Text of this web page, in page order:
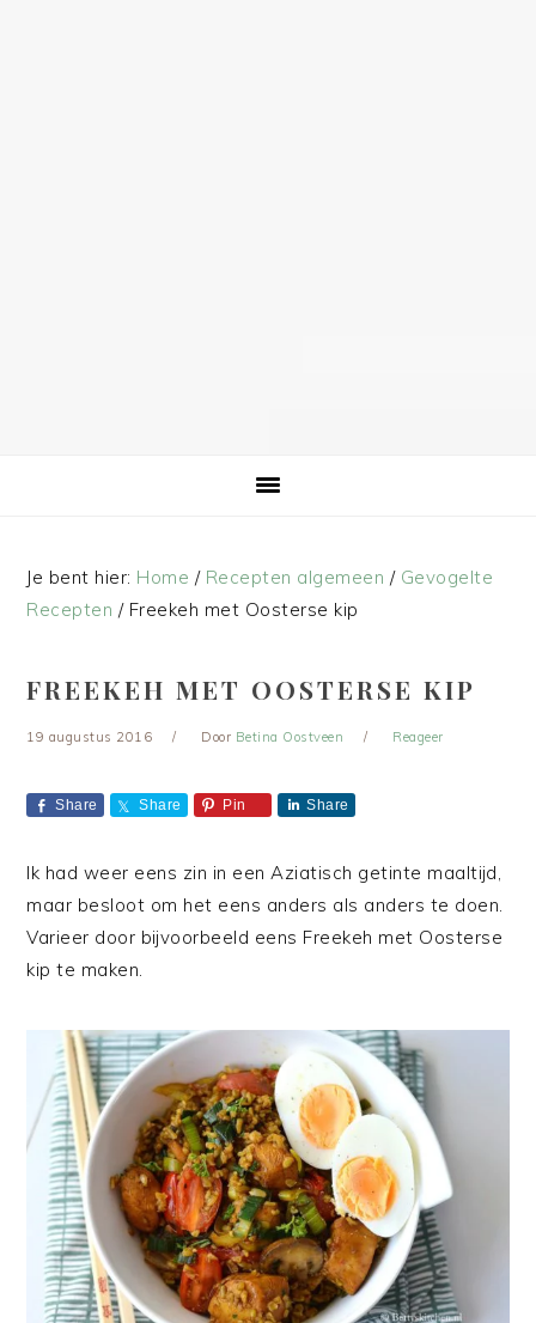
Je bent hier: Home / Recepten algemeen / Gevogelte
Recepten /Freekeh met Oosterse kip
FREEKEH MET OOSTERSE KIP
19 augustus 2016 Door Betina Oostveen Reageer
Share Share Pin Share
Ik had weer eens zin in een Aziatisch getinte maaltijd,
maar besloot om het eens anders als anders te doen.
Varieer door bijvoorbeeld eens Freekeh met Oosterse
kip te maken.